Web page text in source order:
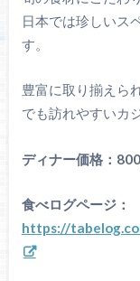
日本では珍しいス
す。
豊富に取り揃えら
でも訪れやすいカ
ディナー価格：
食べログページ：
https://